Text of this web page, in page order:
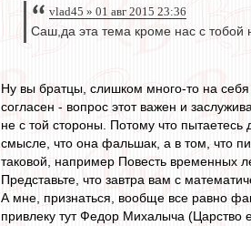
vlad45 » 01 авг 2015 23:36
Саш,да эта тема кроме нас с тобой
Ну вы братцы, слишком много-то на
согласен - вопрос этот важен и
не с той стороны. Потому что
смысле, что она фальшак, а в том, что
таковой, например Повесть временных
Представьте, что завтра вам с
А мне, признаться, вообще все равно
привлеку тут Федор Михалыча (Царство